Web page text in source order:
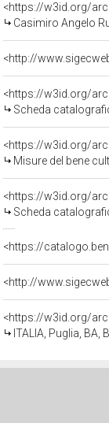
<https://w3id.org/
Casimiro Angelo
<http://
<https://w3id.org/
Scheda
<https://w3id.org/
Misure del bene
<https://w3id.org/
Scheda
<https://
<http://
<https://w3id.org/
ITALIA, Puglia, BA,